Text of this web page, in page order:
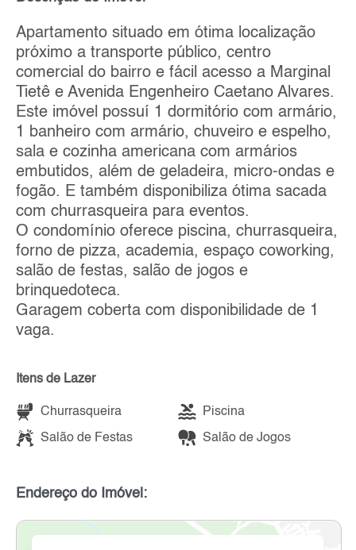
Apartamento situado em ótima localização
próximo a transporte público, centro
comercial do bairro e fácil acesso a Marginal
Tietê e Avenida Engenheiro Caetano Alvares.
Este imóvel possuí 1 dormitório com armário,
1 banheiro com armário, chuveiro e espelho,
sala e cozinha americana com armários
embutidos, além de geladeira, micro-ondas e
fogão. E também disponibiliza ótima sacada
com churrasqueira para eventos.
O condomínio oferece piscina, churrasqueira,
forno de pizza, academia, espaço coworking,
salão de festas, salão de jogos e
brinquedoteca.
Garagem coberta com disponibilidade de 1
vaga.
Itens de Lazer
Churrasqueira Piscina
Salão de Festas Salão de Jogos
Endereço do Imóvel: